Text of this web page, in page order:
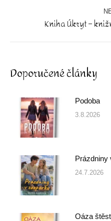
Kniha Úkryt –
Doporučené články
Podoba
3.8.2026
Prázdniny
24.7.2026
Oáza